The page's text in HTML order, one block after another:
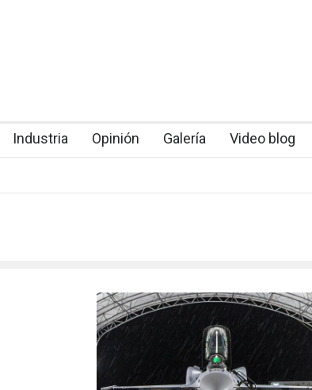
Industria Opinión Galería Video blog